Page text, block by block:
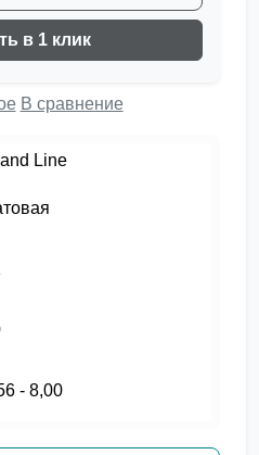
в 1 клик
В сравнение
Line
- 8,00